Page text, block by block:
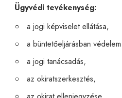
Ügyvédi tevékenység:
a jogi képviselet ellátása,
a büntetőeljárásban
a jogi tanácsadás,
az okiratszerkesztés,